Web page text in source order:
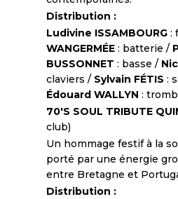
Distribution :
Ludivine ISSAMBOURG:
WANGERMÉE: batterie /
BUSSONNET : basse /
claviers / Sylvain FÉTIS :
Édouard WALLYN :
70'S SOUL TRIBUTE
club)
Un hommage festif à la
porté par une énergie
entre Bretagne et
Distribution :